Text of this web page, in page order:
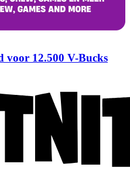
voor 12.500 V-Bucks